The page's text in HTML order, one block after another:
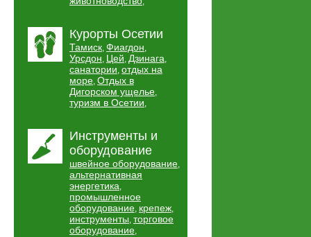
Курорты Осетии
Тамиск, Фиагдон,
Урсдон, Цей, Дзинага,
санатории, отдых на
море, Отдых в
Дигорском ущелье,
туризм в Осетии,
Инструменты и
оборудование
швейное оборудование,
альтернативная
энергетика,
промышленное
оборудование, крепеж,
инструменты, торговое
оборудование,